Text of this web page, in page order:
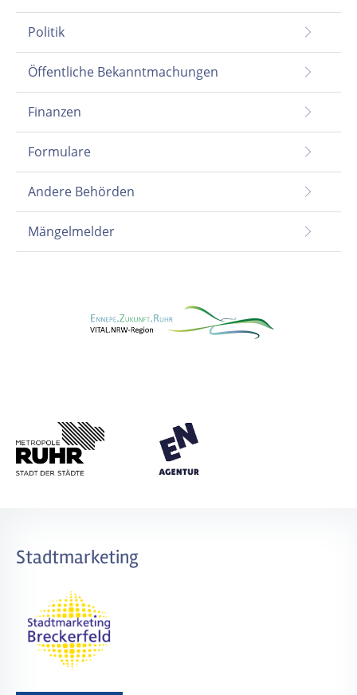
Politik
Öffentliche Bekanntmachungen
Finanzen
Formulare
Andere Behörden
Mängelmelder
Stadtmarketing